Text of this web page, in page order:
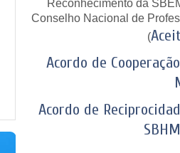
Reconhecimento da
Conselho Nacional de
(
Acordo de
Acordo de